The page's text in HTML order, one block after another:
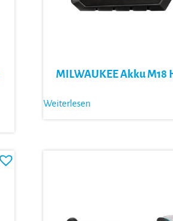
MILWAUKEE Akku M18
Weiterlesen